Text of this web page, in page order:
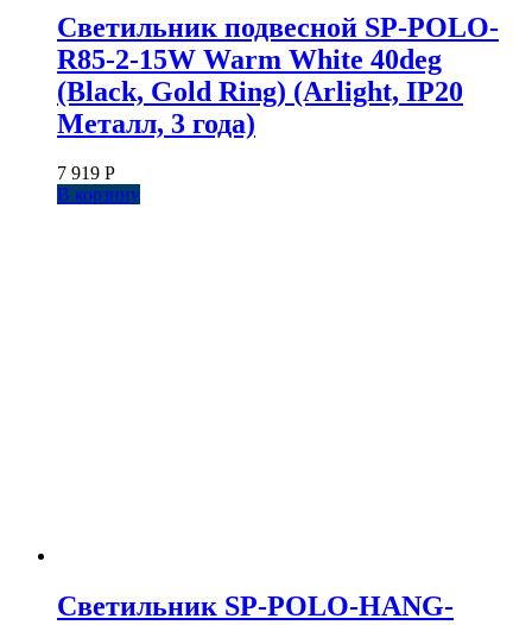
Светильник подвесной SP-POLO-
R85-2-15W Warm White 40deg
(Black, Gold Ring) (Arlight, IP20
Металл, 3 года)
7 919 Р
В корзину
Светильник SP-POLO-HANG-